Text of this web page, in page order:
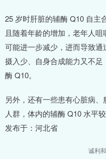
25 岁时肝脏的辅酶 Q10 自主
且随着年龄的增加，老年人
可能进一步减少，进而导致
摄入少、自身合成能力又不
酶 Q10。
另外，还有一些患有心脏病
人群，体内的辅酶 Q10 水平
发布于：河北省
诚利